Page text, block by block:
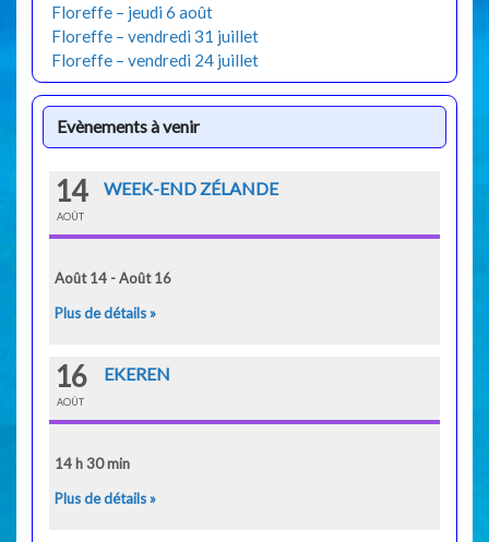
Floreffe – jeudi 6 août
Floreffe – vendredi 31 juillet
Floreffe – vendredi 24 juillet
Evènements à venir
14
AOÛT
WEEK-END ZÉLANDE
Août 14 - Août 16
Plus de détails »
16
AOÛT
EKEREN
14 h 30 min
Plus de détails »